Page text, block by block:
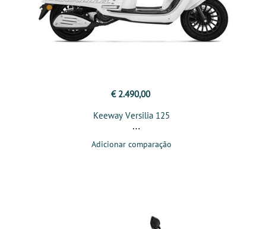
€ 2.490,00
Keeway Versilia 125
Adicionar comparação